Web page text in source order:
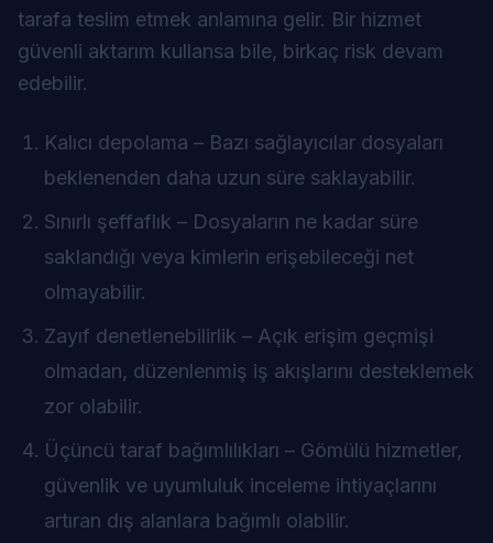
tarafa teslim etmek anlamına gelir. Bir hizmet
güvenli aktarım kullansa bile, birkaç risk devam
edebilir.
Kalıcı depolama – Bazı sağlayıcılar dosyaları
beklenenden daha uzun süre saklayabilir.
Sınırlı şeffaflık – Dosyaların ne kadar süre
saklandığı veya kimlerin erişebileceği net
olmayabilir.
Zayıf denetlenebilirlik – Açık erişim geçmişi
olmadan, düzenlenmiş iş akışlarını desteklemek
zor olabilir.
Üçüncü taraf bağımlılıkları – Gömülü hizmetler,
güvenlik ve uyumluluk inceleme ihtiyaçlarını
artıran dış alanlara bağımlı olabilir.